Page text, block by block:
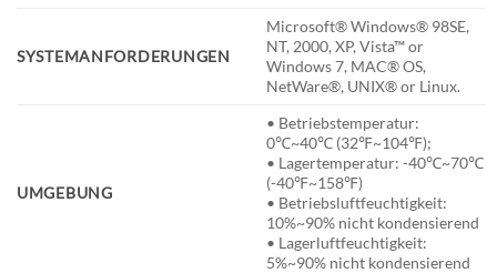
SYSTEMANFORDERUNGEN
Microsoft® Windows® 98SE,
NT, 2000, XP, Vista™ or
Windows 7, MAC® OS,
NetWare®, UNIX® or Linux.
UMGEBUNG
• Betriebstemperatur:
0℃~40℃ (32℉~104℉);
• Lagertemperatur: -40℃~70℃
(-40℉~158℉)
• Betriebsluftfeuchtigkeit:
10%~90% nicht kondensierend
• Lagerluftfeuchtigkeit:
5%~90% nicht kondensierend